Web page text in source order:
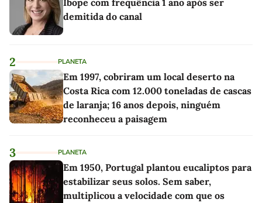
Ibope com frequência 1 ano após ser
demitida do canal
2 PLANETA
Em 1997, cobriram um local deserto na
Costa Rica com 12.000 toneladas de cascas
de laranja; 16 anos depois, ninguém
reconheceu a paisagem
3 PLANETA
Em 1950, Portugal plantou eucaliptos para
estabilizar seus solos. Sem saber,
multiplicou a velocidade com que os